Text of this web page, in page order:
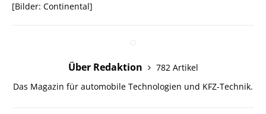
[Bilder: Continental]
Über Redaktion
782 Artikel
Das Magazin für automobile Technologien und KFZ-Technik.